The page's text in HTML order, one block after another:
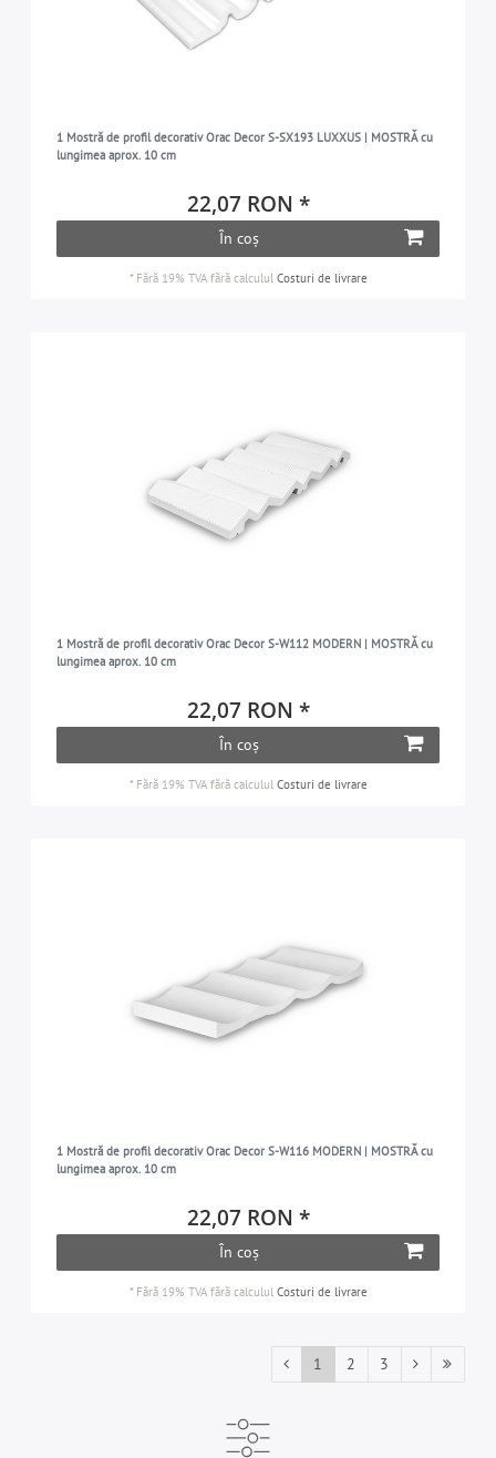
1 Mostră de profil decorativ Orac Decor S-SX193 LUXXUS | MOSTRĂ cu
lungimea aprox. 10 cm
22,07 RON *
În coș
* Fără 19% TVAfără calculul Costuri de livrare
1 Mostră de profil decorativ Orac Decor S-W112 MODERN | MOSTRĂ cu
lungimea aprox. 10 cm
22,07 RON *
În coș
* Fără 19% TVAfără calculul Costuri de livrare
1 Mostră de profil decorativ Orac Decor S-W116 MODERN | MOSTRĂ cu
lungimea aprox. 10 cm
22,07 RON *
În coș
* Fără 19% TVAfără calculul Costuri de livrare
1 2 3